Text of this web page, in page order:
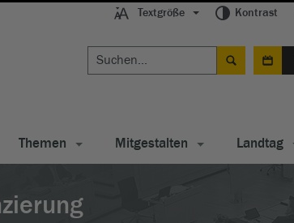
Textgröße Kontrast
Themen Mitgestalten Landtag